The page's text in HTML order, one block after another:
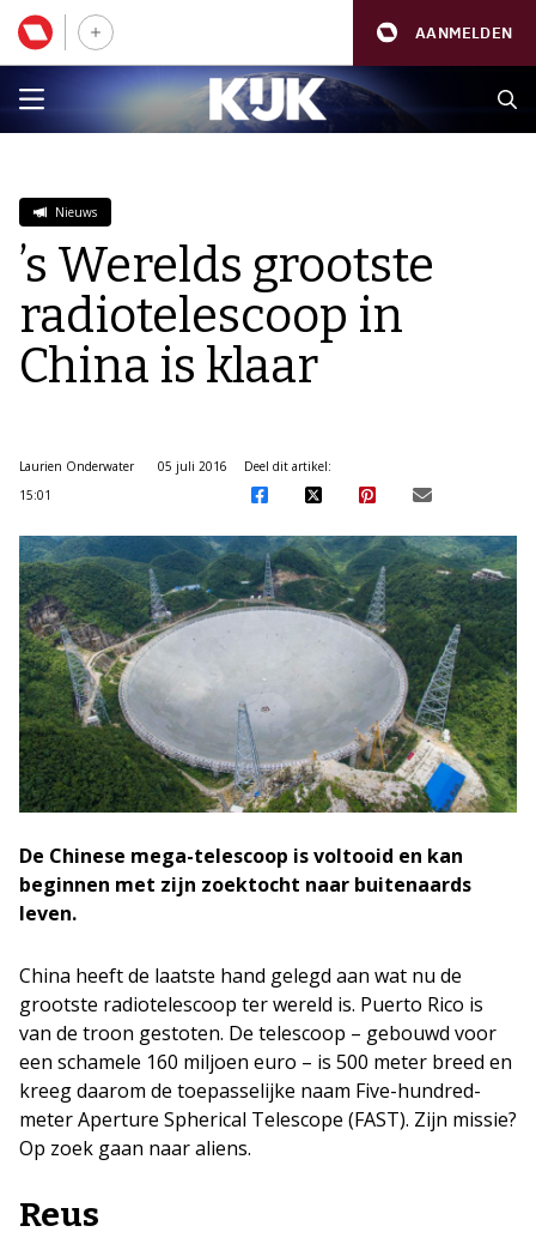
AANMELDEN
Nieuws
’s Werelds grootste
radiotelescoop in
China is klaar
Laurien Onderwater
05 juli 2016
15:01
Deel dit artikel:
De Chinese mega-telescoop is voltooid en kan
beginnen met zijn zoektocht naar buitenaards
leven.
China heeft de laatste hand gelegd aan wat nu de
grootste radiotelescoop ter wereld is. Puerto Rico is
van de troon gestoten. De telescoop – gebouwd voor
een schamele 160 miljoen euro – is 500 meter breed en
kreeg daarom de toepasselijke naam Five-hundred-
meter Aperture Spherical Telescope (FAST). Zijn missie?
Op zoek gaan naar aliens.
Reus